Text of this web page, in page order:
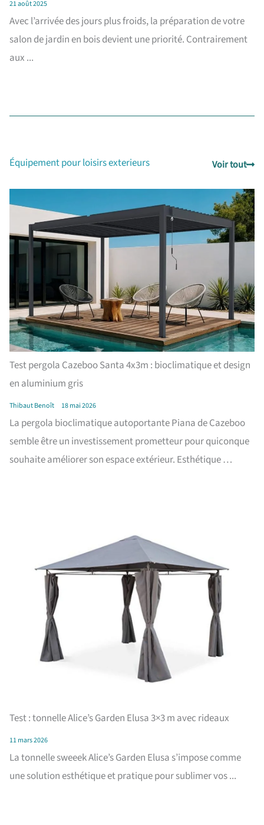
21 août 2025
Avec l’arrivée des jours plus froids, la préparation de votre
salon de jardin en bois devient une priorité. Contrairement
aux ...
Équipement pour loisirs exterieurs Voir tout
Test pergola Cazeboo Santa 4x3m : bioclimatique et design
en aluminium gris
Thibaut Benoît 18 mai 2026
La pergola bioclimatique autoportante Piana de Cazeboo
semble être un investissement prometteur pour quiconque
souhaite améliorer son espace extérieur. Esthétique …
Test : tonnelle Alice’s Garden Elusa 3×3 m avec rideaux
11 mars 2026
La tonnelle sweeek Alice’s Garden Elusa s’impose comme
une solution esthétique et pratique pour sublimer vos ...